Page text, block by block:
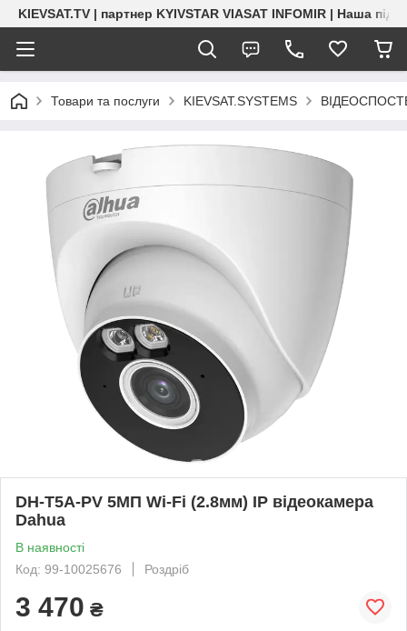
KIEVSAT.TV | партнер KYIVSTAR VIASAT INFOMIR | Наша
Товари та послуги KIEVSAT.SYSTEMS
DH-T5A-PV 5МП Wi-Fi (2.8мм) IP відеокамера
Dahua
В наявності
Код: 99-10025676
Роздріб
3 470 ₴